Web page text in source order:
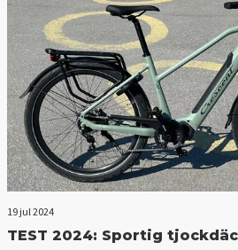
19 jul 2024
TEST 2024: Sportig